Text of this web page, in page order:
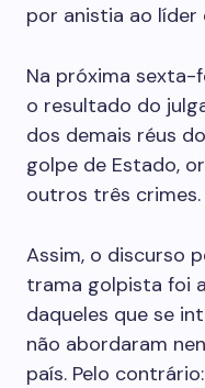
por anistia ao líder
Na próxima sexta-
o resultado do
dos demais réus
golpe de Estado,
outros três crimes.
Assim, o discurso
trama golpista foi
daqueles que se
não abordaram
país. Pelo